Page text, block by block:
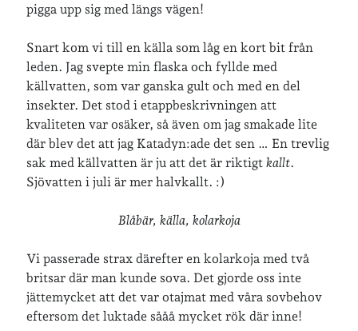
pigga upp sig med längs vägen!
Snart kom vi till en källa som låg en kort bit från
leden. Jag svepte min flaska och fyllde med
källvatten, som var ganska gult och med en del
insekter. Det stod i etappbeskrivningen att
kvaliteten var osäker, så även om jag smakade lite
där blev det att jag Katadyn:ade det sen … En trevlig
sak med källvatten är ju att det är riktigtkallt.
Sjövatten i juli är mer halvkallt. :)
Blåbär, källa, kolarkoja
Vi passerade strax därefter en kolarkoja med två
britsar där man kunde sova. Det gjorde oss inte
jättemycket att det var otajmat med våra sovbehov
eftersom det luktade sååå mycket rök där inne!